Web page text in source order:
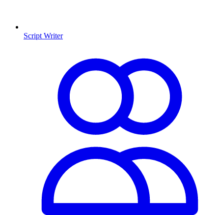
Script Writer